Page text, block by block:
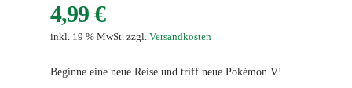
4,99 €
inkl. 19 % MwSt. zzgl. Versandkosten
Beginne eine neue Reise und triff neue Pokémon V!